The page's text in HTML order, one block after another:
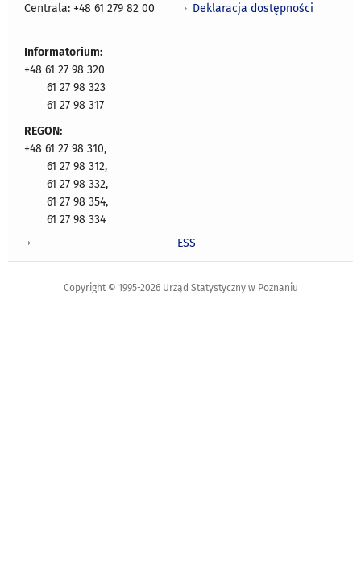
Centrala: +48 61 279 82 00
Informatorium:
+48 61 27 98 320
61 27 98 323
61 27 98 317
REGON:
+48 61 27 98 310,
61 27 98 312,
61 27 98 332,
61 27 98 354,
61 27 98 334
Deklaracja dostępności
ESS
Copyright © 1995-2026 Urząd Statystyczny w Poznaniu